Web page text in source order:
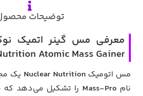
توضیحات
Atomic Mass Gainer
مس اتومیک Nuclear Nutrition یک
نام Mass-Pro را تشکیل می‌دهد که